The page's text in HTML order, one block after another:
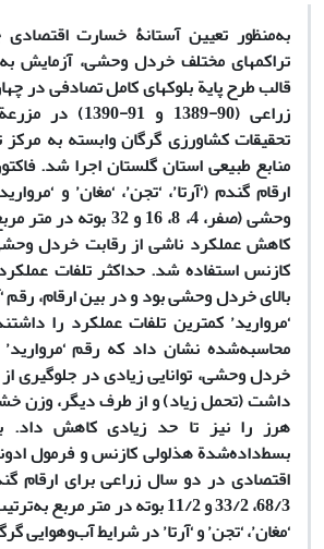
به‌­منظور تعیین آستانۀ خسارت
تراکم­های مختلف خردل ­وحشی، آزمایش
قالب طرح پایة بلوک­های کامل تصادفی در
زراعی (90-1389 و
تحقیقات کشاورزی گرگان وابسته به
منابع طبیعی استان گلستان اجرا شد.
وحشی (صفر، 4، 8، 16 و
کاهش عملکرد ناشی از رقابت خردل
کازنس استفاده شد. حداکثر تلفات
بالای خردل ­وحشی بود و در بین ارقام، رقم
‘مروارید’ کمترین تلفات عملکرد را
محاسبه‌شده نشان داد که رقم
خردل وحشی، توانایی زیادی در جلوگیری
داشت (تحمل زیاد) و از طرف دیگر، وزن
هرز را نیز تا حد زیادی کاهش داد.
بسط‌داد‌‌ه‌شدة هذلولی کازنس و فرمول
68/3، 33/2 و 11/2 بوته در متر
‘مغان’، ‘تجن’ و ‘آرتا’ در شرایط آب‌وهوایی